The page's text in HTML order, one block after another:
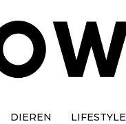
DIEREN LIFESTYLE